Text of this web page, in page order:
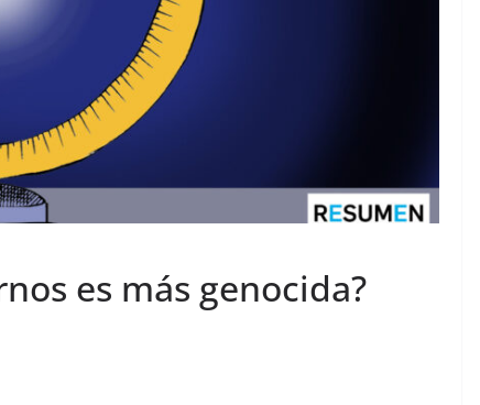
es más genocida?